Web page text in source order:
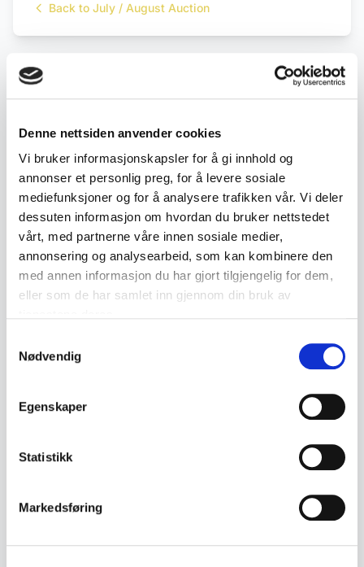
Denne nettsiden anvender cookies
Vi bruker informasjonskapsler for å gi innhold og
annonser et personlig preg, for å levere sosiale
mediefunksjoner og for å analysere trafikken vår. Vi deler
dessuten informasjon om hvordan du bruker nettstedet
vårt, med partnerne våre innen sosiale medier,
annonsering og analysearbeid, som kan kombinere den
med annen informasjon du har gjort tilgjengelig for dem,
eller som de har samlet inn gjennom din bruk av
Nødvendig
Egenskaper
Statistikk
Markedsføring
Back to July / August Auction
Next lot →
Description
Collection of military skill badges and emblems
associated with the Norwegian Armed Forces.
The lot consists of five older metal badges with
heraldic motifs, as well as one enamelled
• 5 military skill and unit badges
leaf wreath
• Heraldic design in gilded metals
• Appears to be older Norwegian military